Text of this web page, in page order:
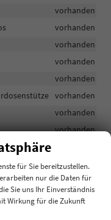
vorhanden
vorhanden
vorhanden
vorhanden
vorhanden
vorhanden
vorhanden
vorhanden
vorhanden
vorhanden
vorhanden
für Sie bereitzustellen.
nur die Daten für
Sie uns Ihr Einverständnis
Wirkung für die Zukunft